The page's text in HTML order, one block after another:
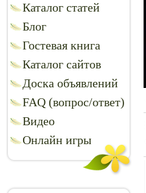
Каталог статей
Блог
Гостевая книга
Каталог сайтов
Доска объявлений
FAQ (вопрос/ответ)
Видео
Онлайн игры